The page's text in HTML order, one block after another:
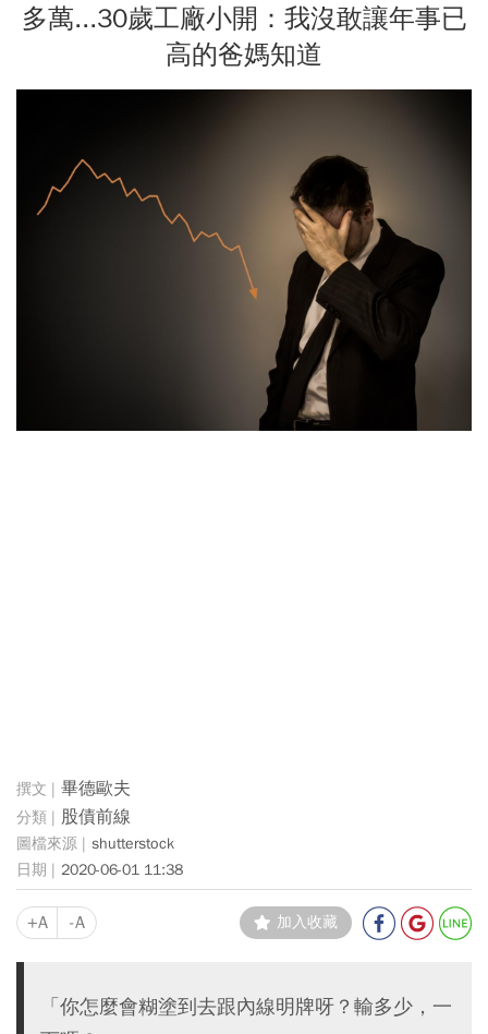
多萬...30歲工廠小開：我沒敢讓年事已
高的爸媽知道
畢德歐夫
股債前線
shutterstock
2020-06-01 11:38
+A -A 加入收藏
「你怎麼會糊塗到去跟內線明牌呀？輸多少，一